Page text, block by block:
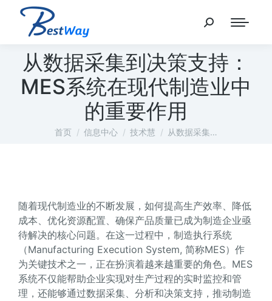
从数据采集到决策支持：
MES系统在现代制造业中
的重要作用
您在这里：
首页 信息中心 技术慧 从数据采集…
随着现代制造业的不断发展，如何提高生产效率、降低
成本、优化资源配置、确保产品质量已成为制造企业亟
待解决的核心问题。在这一过程中，制造执行系统
（Manufacturing Execution System, 简称MES）作
为关键技术之一，正在扮演着越来越重要的角色。MES
系统不仅能帮助企业实现对生产过程的实时监控和管
理，还能够通过数据采集、分析和决策支持，推动制造